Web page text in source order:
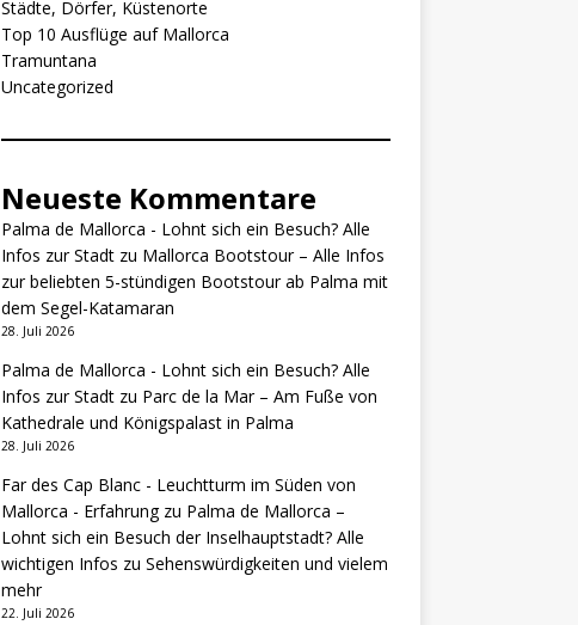
Städte, Dörfer, Küstenorte
Top 10 Ausflüge auf Mallorca
Tramuntana
Uncategorized
Neueste Kommentare
Palma de Mallorca - Lohnt sich ein Besuch? Alle
Infos zur Stadtzu Mallorca Bootstour – Alle Infos
zur beliebten 5-stündigen Bootstour ab Palma mit
dem Segel-Katamaran
28. Juli 2026
Palma de Mallorca - Lohnt sich ein Besuch? Alle
Infos zur Stadtzu Parc de la Mar – Am Fuße von
Kathedrale und Königspalast in Palma
28. Juli 2026
Far des Cap Blanc - Leuchtturm im Süden von
Mallorca - Erfahrungzu Palma de Mallorca –
Lohnt sich ein Besuch der Inselhauptstadt? Alle
wichtigen Infos zu Sehenswürdigkeiten und vielem
mehr
22. Juli 2026